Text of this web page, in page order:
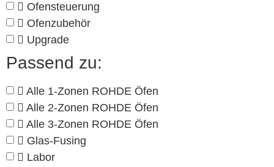
Ofensteuerung
Ofenzubehör
Upgrade
Passend zu:
Alle 1-Zonen ROHDE Öfen
Alle 2-Zonen ROHDE Öfen
Alle 3-Zonen ROHDE Öfen
Glas-Fusing
Labor